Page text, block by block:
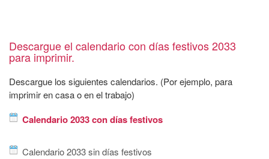
Descargue el calendario con días festivos 2033
para imprimir.
Descargue los siguientes calendarios. (Por ejemplo, para
imprimir en casa o en el trabajo)
Calendario 2033 con días festivos
Calendario 2033 sin días festivos